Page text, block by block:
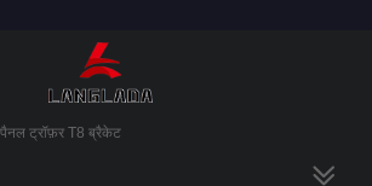
ट्रॉफ़र T8 ब्रैकेट